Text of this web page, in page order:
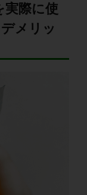
実際に使
メリッ